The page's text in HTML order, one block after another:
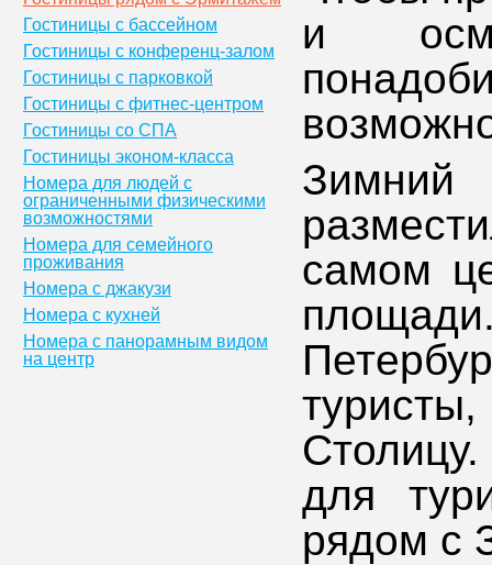
Гостиницы с бассейном
Гостиницы с конференц-залом
Гостиницы с парковкой
Гостиницы с фитнес-центром
Гостиницы со СПА
Гостиницы эконом-класса
Номера для людей с
ограниченными физическими
возможностями
Номера для семейного
проживания
Номера с джакузи
Номера с кухней
Номера с панорамным видом
на центр
и
Зимний
самом
для
рядом с